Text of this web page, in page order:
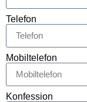
Telefon
Mobiltelefon
Konfession